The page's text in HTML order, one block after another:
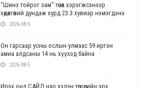
“Шинэ тойрог зам” төсөл хэрэгжсэнээр
хөдөлгөөний дундаж хурд 23.3 хувиар нэмэгдэнэ
2026-08-5
Он гарсаар усны ослын улмаас 59 иргэн
амиа алдсаны 14 нь хүүхэд байна
2026-08-5
Ирэх онд САЙД нар хэдэн төгрөгийн эрх